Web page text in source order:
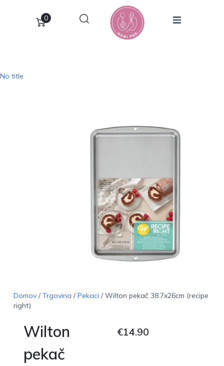
0
No title
Domov/Trgovina /Pekaci / Wilton pekač 38.7x26cm (recipe
right)
Wilton
pekač
€14.90